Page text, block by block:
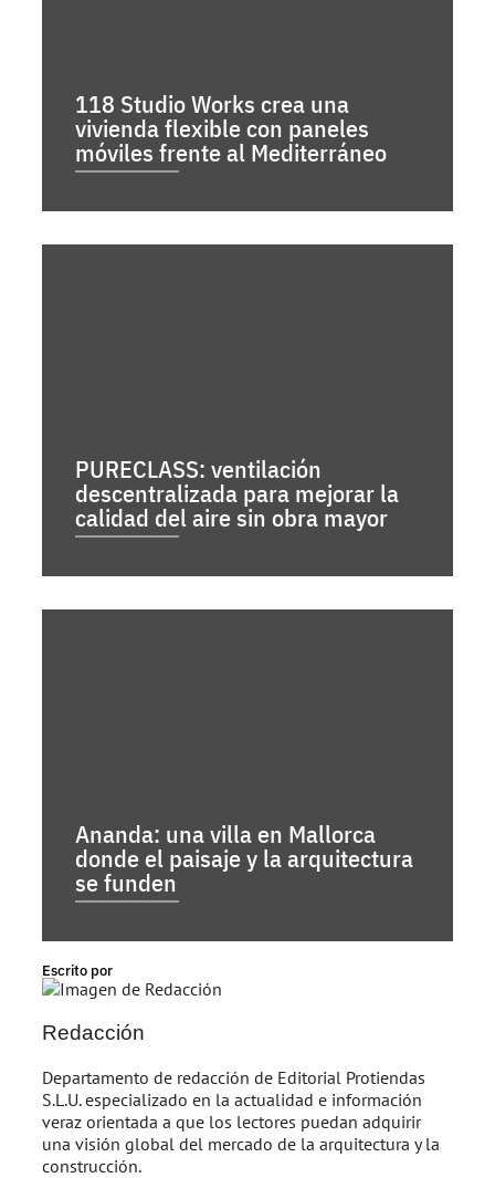
118 Studio Works crea una
vivienda flexible con paneles
móviles frente al Mediterráneo
PURECLASS: ventilación
descentralizada para mejorar la
calidad del aire sin obra mayor
Ananda: una villa en Mallorca
donde el paisaje y la arquitectura
se funden
Escrito por
Redacción
Departamento de redacción de Editorial Protiendas
S.L.U. especializado en la actualidad e información
veraz orientada a que los lectores puedan adquirir
una visión global del mercado de la arquitectura y la
construcción.